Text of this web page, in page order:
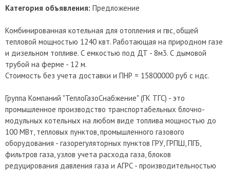
Категория объявления: Предложение
Комбинированная котельная для отопления и гвс, общей
тепловой мощностью 1240 квт. Работающая на природном газе
и дизельном топливе. С емкостью под ДТ - 8м3. С дымовой
трубой на ферме - 12 м.
Стоимость без учета доставки и ПНР = 15800000 руб с ндс.
Группа Компаний "ТеплоГазоСнабжение" (ГК ТГС) - это
промышленное производство транспортабельных блочно-
модульных котельных на любом виде топлива мощностью до
100 МВт, тепловых пунктов, промышленного газового
оборудования - газорегуляторных пунктов ГРУ, ГРПШ, ПГБ,
фильтров газа, узлов учета расхода газа, блоков
редуцирования давления газа и АГРС - производительностью
Отмена Отправить сообщение